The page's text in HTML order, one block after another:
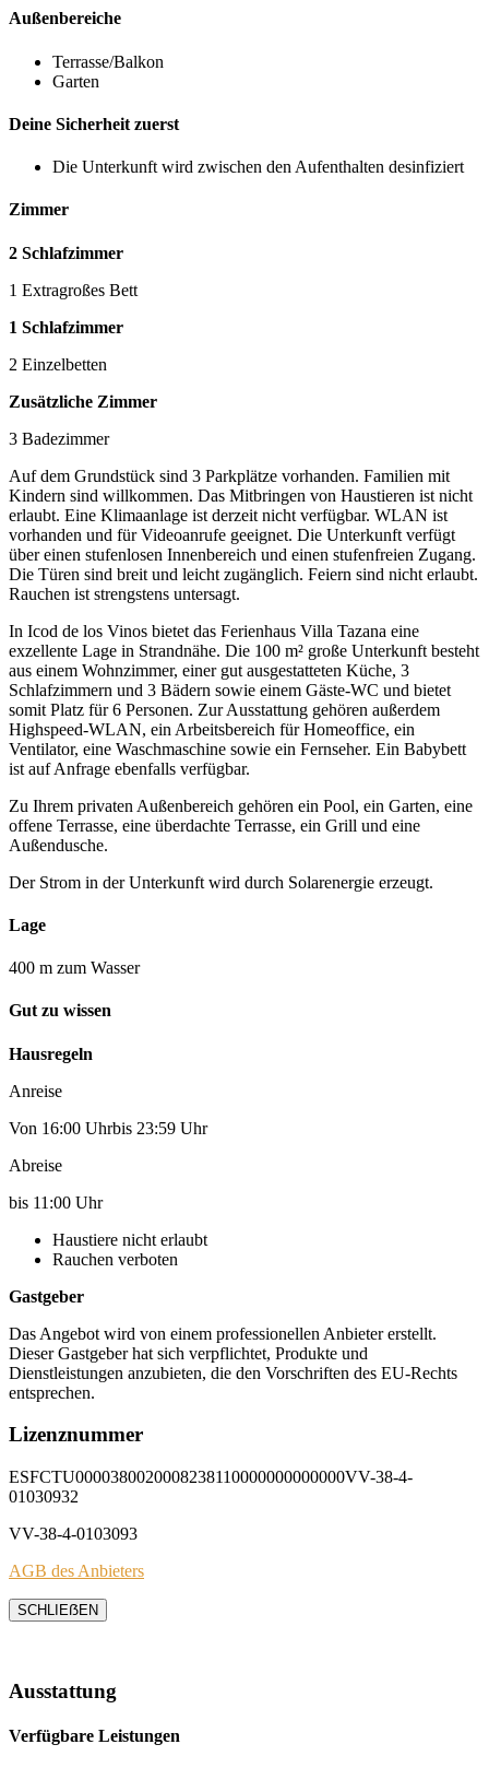
Außenbereiche
Terrasse/Balkon
Garten
Deine Sicherheit zuerst
Die Unterkunft wird zwischen den Aufenthalten desinfiziert
Zimmer
2 Schlafzimmer
1 Extragroßes Bett
1 Schlafzimmer
2 Einzelbetten
Zusätzliche Zimmer
3 Badezimmer
Auf dem Grundstück sind 3 Parkplätze vorhanden. Familien mit
Kindern sind willkommen. Das Mitbringen von Haustieren ist nicht
erlaubt. Eine Klimaanlage ist derzeit nicht verfügbar. WLAN ist
vorhanden und für Videoanrufe geeignet. Die Unterkunft verfügt
über einen stufenlosen Innenbereich und einen stufenfreien Zugang.
Die Türen sind breit und leicht zugänglich. Feiern sind nicht erlaubt.
Rauchen ist strengstens untersagt.
In Icod de los Vinos bietet das Ferienhaus Villa Tazana eine
exzellente Lage in Strandnähe. Die 100 m² große Unterkunft besteht
aus einem Wohnzimmer, einer gut ausgestatteten Küche, 3
Schlafzimmern und 3 Bädern sowie einem Gäste-WC und bietet
somit Platz für 6 Personen. Zur Ausstattung gehören außerdem
Highspeed-WLAN, ein Arbeitsbereich für Homeoffice, ein
Ventilator, eine Waschmaschine sowie ein Fernseher. Ein Babybett
ist auf Anfrage ebenfalls verfügbar.
Zu Ihrem privaten Außenbereich gehören ein Pool, ein Garten, eine
offene Terrasse, eine überdachte Terrasse, ein Grill und eine
Außendusche.
Der Strom in der Unterkunft wird durch Solarenergie erzeugt.
Lage
400 m zum Wasser
Gut zu wissen
Hausregeln
Anreise
Von 16:00 Uhrbis 23:59 Uhr
Abreise
bis 11:00 Uhr
Haustiere nicht erlaubt
Rauchen verboten
Gastgeber
Das Angebot wird von einem professionellen Anbieter erstellt.
Dieser Gastgeber hat sich verpflichtet, Produkte und
Dienstleistungen anzubieten, die den Vorschriften des EU-Rechts
entsprechen.
Lizenznummer
ESFCTU0000380020008238110000000000000VV-38-4-
01030932
VV-38-4-0103093
AGB des Anbieters
SCHLIEẞEN
Ausstattung
Verfügbare Leistungen